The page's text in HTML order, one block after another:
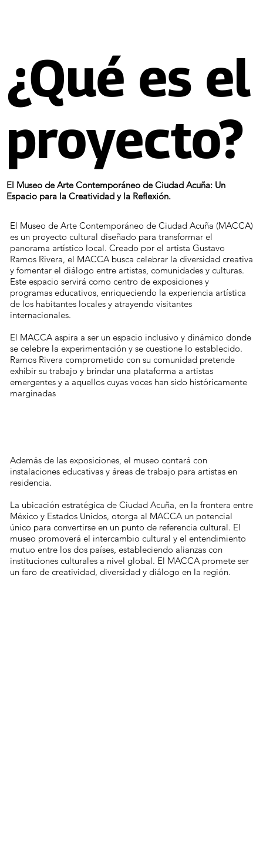
¿Qué es el
proyecto?
El Museo de Arte Contemporáneo de Ciudad Acuña: Un
Espacio para la Creatividad y la Reflexión.
El Museo de Arte Contemporáneo de Ciudad Acuña (MACCA)
es un proyecto cultural diseñado para transformar el
panorama artístico local. Creado por el artista Gustavo
Ramos Rivera, el MACCA busca celebrar la diversidad creativa
y fomentar el diálogo entre artistas, comunidades y culturas.
Este espacio servirá como centro de exposiciones y
programas educativos, enriqueciendo la experiencia artística
de los habitantes locales y atrayendo visitantes
internacionales.
El MACCA aspira a ser un espacio inclusivo y dinámico donde
se celebre la experimentación y se cuestione lo establecido.
Ramos Rivera comprometido con su comunidad pretende
exhibir su trabajo y brindar una plataforma a artistas
emergentes y a aquellos cuyas voces han sido históricamente
marginadas
Además de las exposiciones, el museo contará con
instalaciones educativas y áreas de trabajo para artistas en
residencia.
La ubicación estratégica de Ciudad Acuña, en la frontera entre
México y Estados Unidos, otorga al MACCA un potencial
único para convertirse en un punto de referencia cultural. El
museo promoverá el intercambio cultural y el entendimiento
mutuo entre los dos países, estableciendo alianzas con
instituciones culturales a nivel global. El MACCA promete ser
un faro de creatividad, diversidad y diálogo en la región.